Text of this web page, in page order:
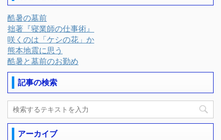
酷暑の墓前
拙著『寝業師の仕事術』
咲くのは「ケシの花」か
熊本地震に思う
酷暑と墓前のお勤め
記事の検索
アーカイブ